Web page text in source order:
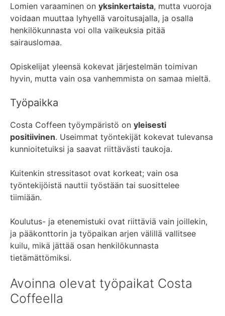
Lomien varaaminen on yksinkertaista, mutta vuoroja
voidaan muuttaa lyhyellä varoitusajalla, ja osalla
henkilökunnasta voi olla vaikeuksia pitää
sairauslomaa.
Opiskelijat yleensä kokevat järjestelmän toimivan
hyvin, mutta vain osa vanhemmista on samaa mieltä.
Työpaikka
Costa Coffeen työympäristö on yleisesti
positiivinen. Useimmat työntekijät kokevat tulevansa
kunnioitetuiksi ja saavat riittävästi taukoja.
Kuitenkin stressitasot ovat korkeat; vain osa
työntekijöistä nauttii työstään tai suosittelee
tiimiään.
Koulutus- ja etenemistuki ovat riittäviä vain joillekin,
ja pääkonttorin ja työpaikan arjen välillä vallitsee
kuilu, mikä jättää osan henkilökunnasta
tietämättömiksi.
Avoinna olevat työpaikat Costa
Coffeella